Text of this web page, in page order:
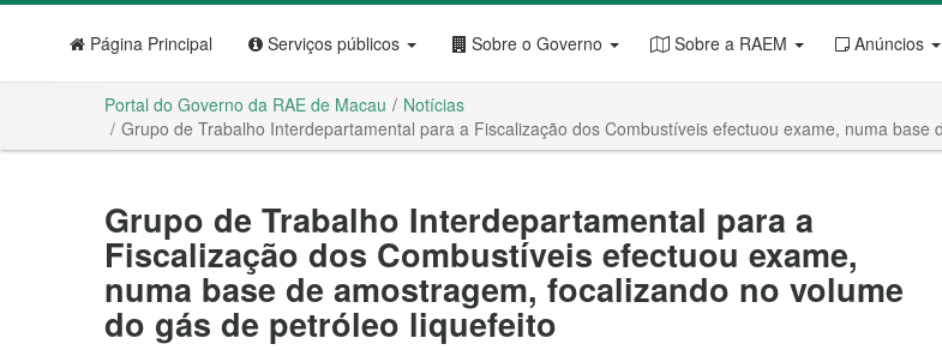
Página Principal Serviços públicos Sobre o Governo Sobre a RAEM Anúncios
Portal do Governo da RAE de Macau
Notícias
Grupo de Trabalho Interdepartamental para a Fiscalização dos Combustíveis efectuou exame, numa
Grupo de Trabalho Interdepartamental para a
Fiscalização dos Combustíveis efectuou exame,
numa base de amostragem, focalizando no volume
do gás de petróleo liquefeito